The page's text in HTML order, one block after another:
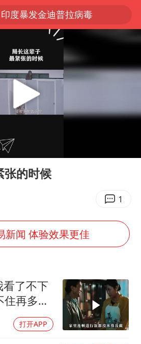
印度暴发金迪普拉病毒
24小时不关空调 电费反而更低？
陕西柞水突发泥石流致1死2失联
美国退回1000亿美元关税
“事业单位招聘不是人情买卖”
早田希娜挺进横滨女单16强
李亚鹏向地铁吐血女孩捐99999元
知识产权强国建设驶入“快车道”
中国经济展现强大韧性和活力
张的时候
1
新闻 体验效果更佳
了不下
再多看
打开APP